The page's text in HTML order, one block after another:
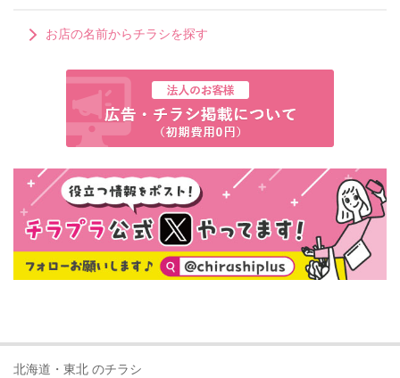
お店の名前からチラシを探す
北海道・東北 のチラシ